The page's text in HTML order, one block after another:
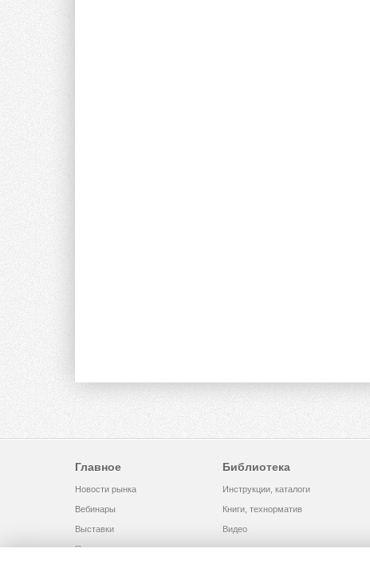
Главное
Новости рынка
Вебинары
Выставки
Помощь
Библиотека
Инструкции, каталоги
Книги, технорматив
Видео